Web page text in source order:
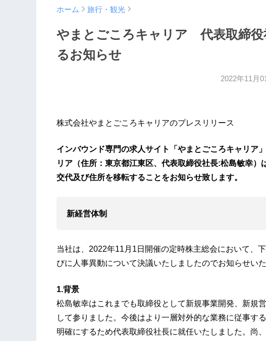
ホーム 旅行・観光
やまとごころキャリア 代表取締役
るお知らせ
2022年11月
株式会社やまとごころキャリアのプレスリリース
インバウンド専門の求人サイト「やまとごころキャリア
リア（住所：東京都江東区、代表取締役社長:松島敏幸
交代及び住所を移転することをお知らせ致します。
新経営体制
当社は、2022年11月1日開催の定時株主総会において、
びに人事異動について決議いたしましたのでお知らせいた
1.背景
松島敏幸はこれまでも取締役として新規事業開発、新規
して参りました。今後はより一層対外的な業務に従事す
明確にするため代表取締役社長に就任いたしました。尚